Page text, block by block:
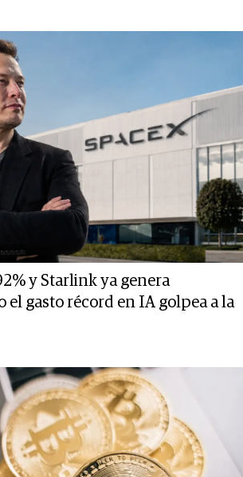
y Starlink ya genera
el gasto récord en IA golpea a la